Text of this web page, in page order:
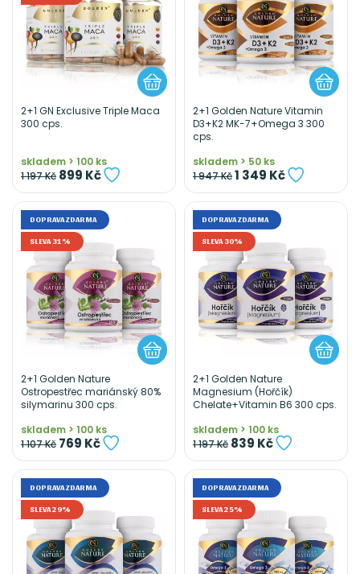
2+1 GN Exclusive Triple Maca
300 cps.
skladem > 100 ks
1 197 Kč 899 Kč
2+1 Golden Nature Vitamin
D3+K2 MK-7+Omega 3 300
cps.
skladem > 50 ks
1 947 Kč1 349 Kč
DOPRAVA ZDARMA
SLEVA 31%
2+1 Golden Nature
Ostropestřec mariánský 80%
silymarinu 300 cps.
skladem > 100 ks
1 107 Kč 769 Kč
DOPRAVA ZDARMA
SLEVA 30%
2+1 Golden Nature
Magnesium (Hořčík)
Chelate+Vitamin B6 300 cps.
skladem > 100 ks
1 197 Kč 839 Kč
DOPRAVA ZDARMA
SLEVA 29%
DOPRAVA ZDARMA
SLEVA 25%